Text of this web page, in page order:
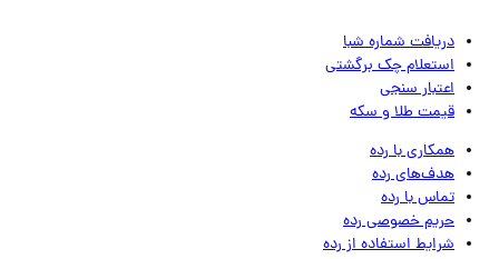
دریافت شماره شبا
استعلام چک برگشتی
اعتبار سنجی
قیمت طلا و سکه
همکاری با رده
هدف‌های رده
تماس‌ با‌ رده
حریم خصوصی رده
شرایط استفاده از رده